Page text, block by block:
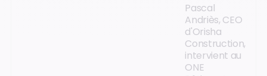
Pascal
Andriès, CEO
d'Orisha
Construction,
intervient au
ONE